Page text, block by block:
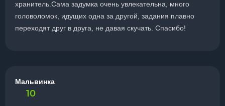
хранитель.Сама задумка очень увлекательна, много
головоломок, идущих одна за другой, задания плавно
переходят друг в друга, не давая скучать. Спасибо!
Мальвинка
10